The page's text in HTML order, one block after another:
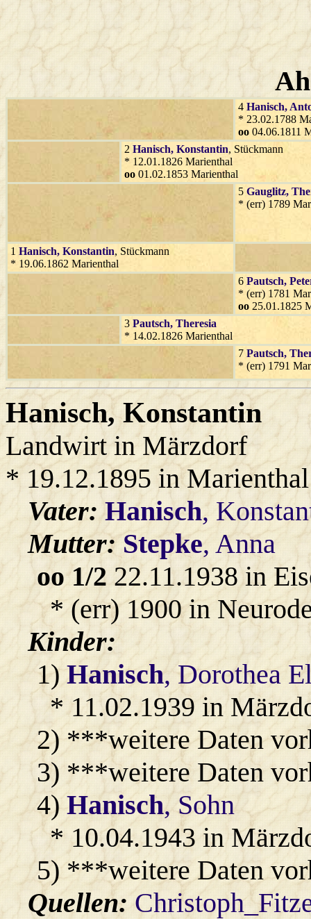
4 Hanisch,
* 23.02.1788
oo 04.06.1811
2 Hanisch, Konstantin, Stückmann
* 12.01.1826 Marienthal
oo 01.02.1853 Marienthal
5 Gauglitz,
* (err) 1789
1 Hanisch, Konstantin, Stückmann
* 19.06.1862 Marienthal
6 Pautsch,
* (err) 1781
oo 25.01.1825
3 Pautsch, Theresia
* 14.02.1826 Marienthal
7 Pautsch,
* (err) 1791
Hanisch, Konstantin
Landwirt in Märzdorf
* 19.12.1895 in Marienthal
Vater:Hanisch,
Mutter:Stepke, Anna
oo 1/222.11.1938 in
* (err) 1900 in
Kinder:
1)Hanisch, Dorothea
* 11.02.1939 in
2) ***weitere Daten
3) ***weitere Daten
4)Hanisch, Sohn
* 10.04.1943 in
5) ***weitere Daten
Quellen: